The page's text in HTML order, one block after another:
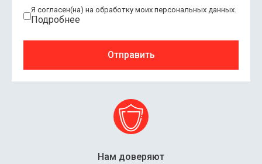
Я согласен(на) на обработку моих персональных данных.
Подробнее
Отправить
Нам доверяют